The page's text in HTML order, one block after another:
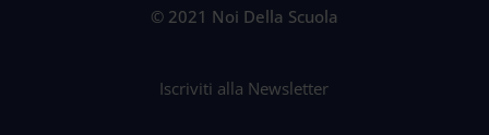
© 2021 Noi Della Scuola
Iscriviti alla Newsletter